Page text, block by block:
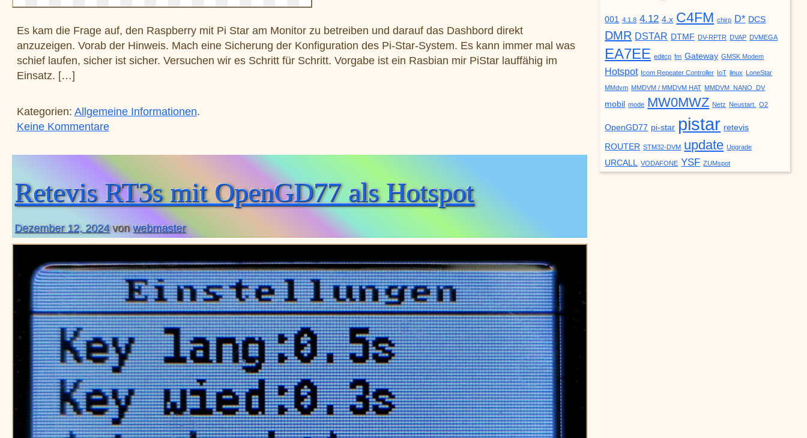
Es kam die Frage auf, den Raspberry mit Pi Star am Monitor zu betreiben und darauf das Dashbord direkt
anzuzeigen. Vorab der Hinweis. Mach eine Sicherung der Konfiguration des Pi-Star-System. Es kann immer mal was
schief laufen, sicher ist sicher. Versuchen wir es Schritt für Schritt. Vorgabe ist ein Rasbian mir PiStar lauffähig im
Einsatz. […]
Kategorien: Allgemeine Informationen.
Keine Kommentarezu Raspberry PI mit xfce4 nachrüsten
Retevis RT3s mit OpenGD77 als Hotspot
Dezember 12, 2024 vonwebmaster
001 4.1.8 4.12 4.x C4FM chirp D* DCS
DMR DSTAR DTMF DV-RPTR DVAP DVMEGA
EA7EE editcp fm Gateway GMSK Modem
Hotspot Icom Repeater Controller IoT linux LoneStar
MMdvm MMDVM / MMDVM HAT MMDVM_NANO_DV
mobil mode MW0MWZ Netz Neustart. O2
OpenGD77 pi-star pistar retevis
ROUTER STM32-DVM update Upgrade
URCALL VODAFONE YSF ZUMspot